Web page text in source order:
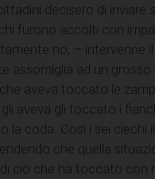
decisero di inviare
furono accolti con
no, – intervenne
assomiglia ad un
aveva toccato le
gli aveva gli toccato i
la coda. Così i sei ciechi
che quella
ciò che ha toccato con